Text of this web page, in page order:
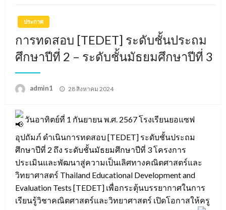
ประกาศ
การทดสอบ [TEDET] ระดับชั้นประถม
ศึกษาปีที่ 2 – ระดับชั้นมัธยมศึกษาปีที่ 3
admin1
Posted
28 สิงหาคม 2024
วันอาทิตย์ที่ 1 กันยายน พ.ศ. 2567 โรงเรียนยอแซฟ
อุปถัมภ์ ดำเนินการทดสอบ [TEDET] ระดับชั้นประถม
ศึกษาปีที่ 2 ถึง ระดับชั้นมัธยมศึกษาปีที่ 3 โครงการ
ประเมินและพัฒนาสู่ความเป็นเลิศทางคณิตศาสตร์และ
วิทยาศาสตร์ Thailand Educational Development and
Evaluation Tests [TEDET] เพื่อกระตุ้นบรรยากาศในการ
เรียนรู้วิชาคณิตศาสตร์และวิทยาศาสตร์ เปิดโอกาสให้ครู